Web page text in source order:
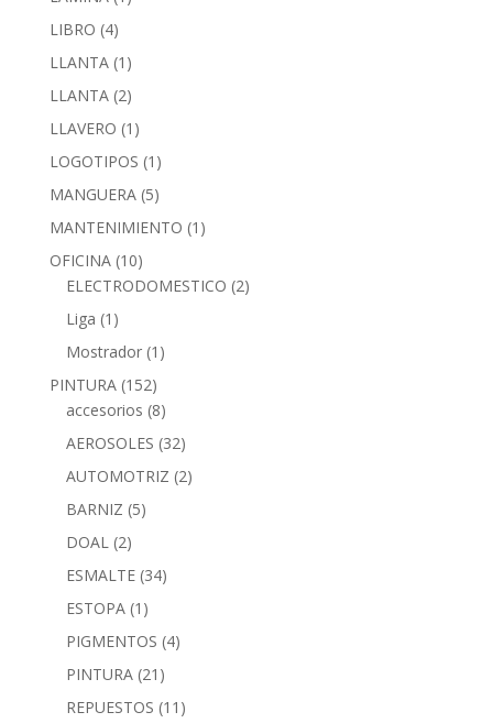
LIBRO (4)
LLANTA (1)
LLANTA (2)
LLAVERO (1)
LOGOTIPOS (1)
MANGUERA (5)
MANTENIMIENTO (1)
OFICINA (10)
ELECTRODOMESTICO (2)
Liga (1)
Mostrador (1)
PINTURA (152)
accesorios (8)
AEROSOLES (32)
AUTOMOTRIZ (2)
BARNIZ (5)
DOAL (2)
ESMALTE (34)
ESTOPA (1)
PIGMENTOS (4)
PINTURA (21)
REPUESTOS (11)